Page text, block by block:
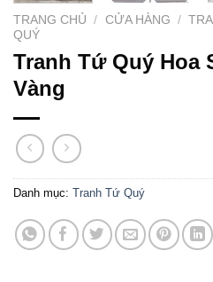
TRANG CHỦ / CỬA HÀNG /
QUÝ
Tranh Tứ Quý Hoa
Vàng
Danh mục: Tranh Tứ Quý